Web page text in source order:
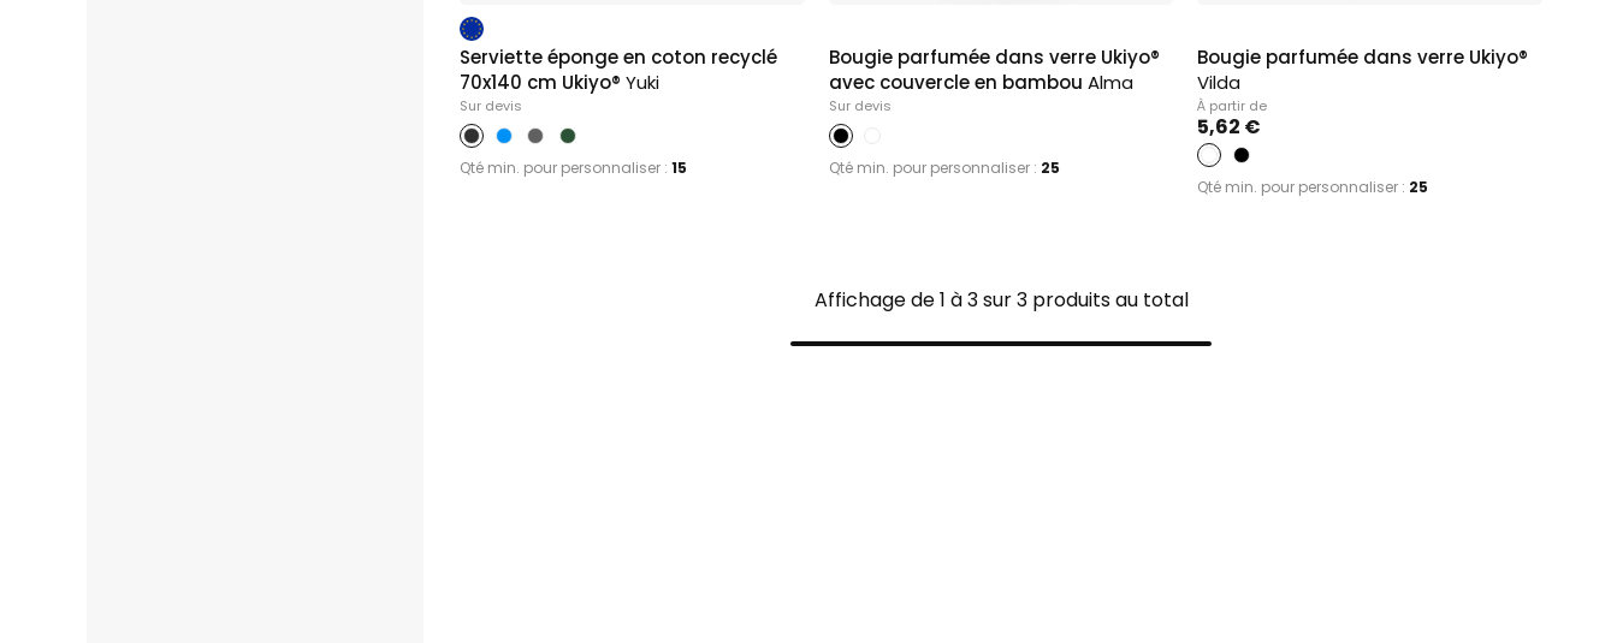
Sapeurs Pompiers
Secteur du vin
Serviette éponge en coton recyclé
70x140 cm Ukiyo® Yuki
Sur devis
Qté min. pour personnaliser : 15
Bougie parfumée dans verre Ukiyo®
avec couvercle en bambou Alma
Sur devis
Qté min. pour personnaliser : 25
Bougie parfumée dans verre Ukiyo®
Vilda
À partir de
5,62 €
Qté min. pour personnaliser : 25
Affichage de 1 à 3 sur 3 produits au total